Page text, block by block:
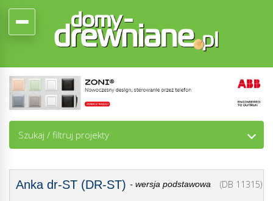
Szukaj / filtruj projekty
Anka dr-ST (DR-ST) - wersja podstawowa
(DB 11315)